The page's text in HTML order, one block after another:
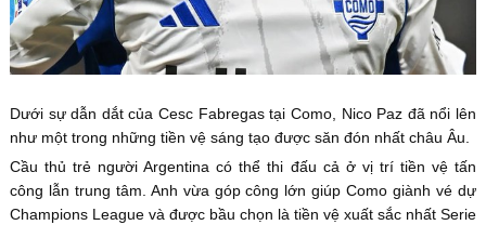
Dưới sự dẫn dắt của Cesc Fabregas tại Como, Nico Paz đã nổi lên
như một trong những tiền vệ sáng tạo được săn đón nhất châu Âu.
Cầu thủ trẻ người Argentina có thể thi đấu cả ở vị trí tiền vệ tấn
công lẫn trung tâm. Anh vừa góp công lớn giúp Como giành vé dự
Champions League và được bầu chọn là tiền vệ xuất sắc nhất Serie